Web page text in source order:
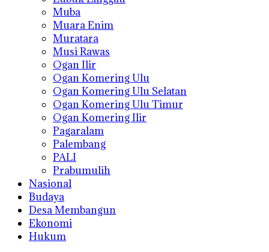
Muba
Muara Enim
Muratara
Musi Rawas
Ogan Ilir
Ogan Komering Ulu
Ogan Komering Ulu Selatan
Ogan Komering Ulu Timur
Ogan Komering Ilir
Pagaralam
Palembang
PALI
Prabumulih
Nasional
Budaya
Desa Membangun
Ekonomi
Hukum